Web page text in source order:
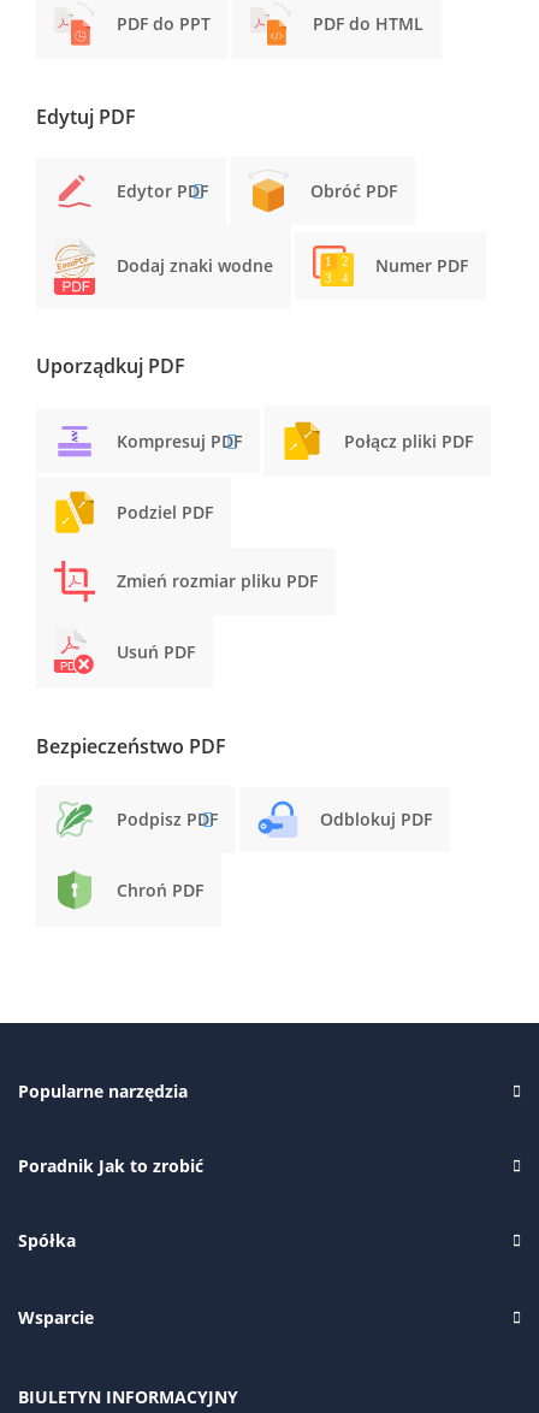
PDF do PPT PDF do HTML
Edytuj PDF
Edytor PDF Obróć PDF
Dodaj znaki wodne Numer PDF
Uporządkuj PDF
Kompresuj PDF Połącz pliki PDF
Podziel PDF
Zmień rozmiar pliku PDF
Usuń PDF
Bezpieczeństwo PDF
Podpisz PDF Odblokuj PDF
Chroń PDF
Popularne narzędzia
Poradnik Jak to zrobić
Spółka
Wsparcie
BIULETYN INFORMACYJNY